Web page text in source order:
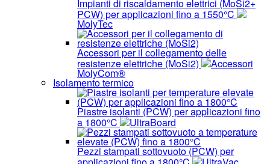
Impianti di riscaldamento elettrici (MoSi2+
PCW) per applicazioni fino a 1550°C
MolyTec
Accessori per il collegamento delle
resistenze elettriche (MoSi2) Accessori
MolyCom®
Isolamento termico
Piastre isolanti (PCW) per applicazioni fino
a 1800°C UltraBoard
Pezzi stampati sottovuoto (PCW) per